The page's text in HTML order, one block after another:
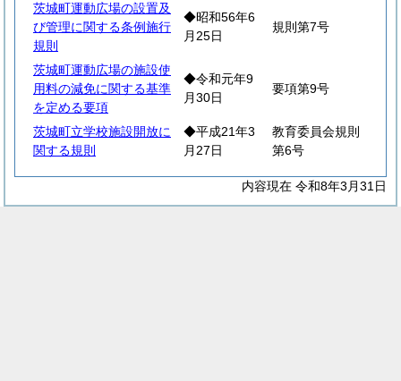
茨城町運動広場の設置及
び管理に関する条例施行
規則
◆昭和56年6
月25日
規則第7号
茨城町運動広場の施設使
用料の減免に関する基準
を定める要項
◆令和元年9
月30日
要項第9号
茨城町立学校施設開放に
関する規則
◆平成21年3
月27日
教育委員会規則
第6号
内容現在 令和8年3月31日